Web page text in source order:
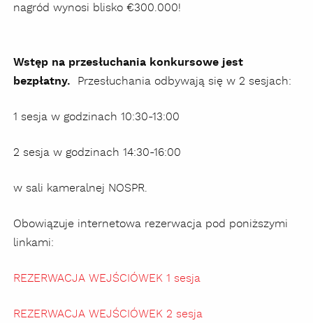
nagród wynosi blisko €300.000!
Wstęp na przesłuchania konkursowe jest
bezpłatny. Przesłuchania odbywają się w 2 sesjach:
1 sesja w godzinach 10:30-13:00
2 sesja w godzinach 14:30-16:00
w sali kameralnej NOSPR.
Obowiązuje internetowa rezerwacja pod poniższymi
linkami:
REZERWACJA WEJŚCIÓWEK 1 sesja
REZERWACJA WEJŚCIÓWEK 2 sesja